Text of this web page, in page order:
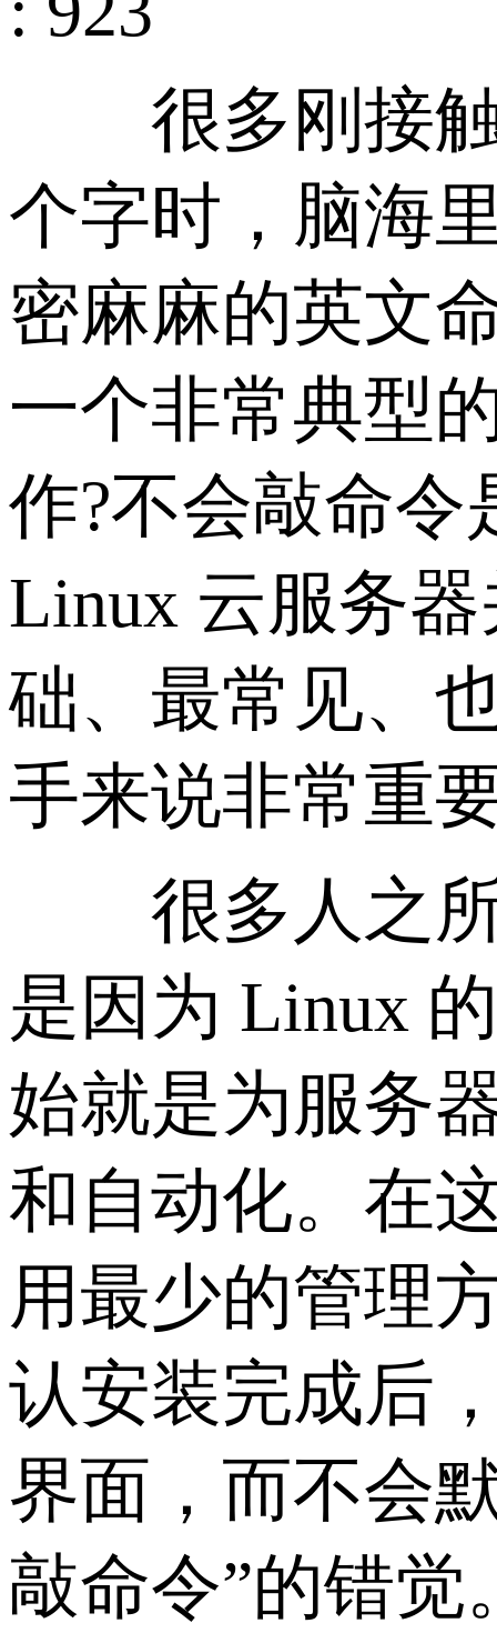
很多刚接触
个字时，脑海
密麻麻的英文
一个非常典型
作?不会敲命令
Linux 云服务
础、最常见、
手来说非常重
很多人之所
是因为 Linux
始就是为服务
和自动化。在
用最少的管理
认安装完成后
界面，而不会
敲命令”的错觉